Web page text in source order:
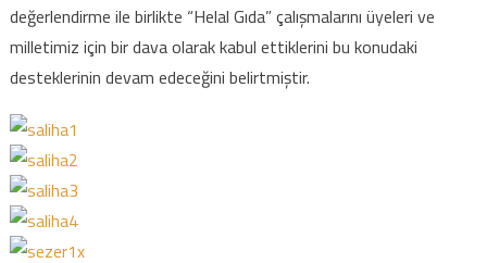
değerlendirme ile birlikte “Helal Gıda” çalışmalarını üyeleri ve
milletimiz için bir dava olarak kabul ettiklerini bu konudaki
desteklerinin devam edeceğini belirtmiştir.